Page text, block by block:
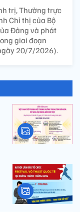
trị, Thường trực
Chỉ thị của Bộ
Đảng và phát
giai đoạn
20/7/2026).